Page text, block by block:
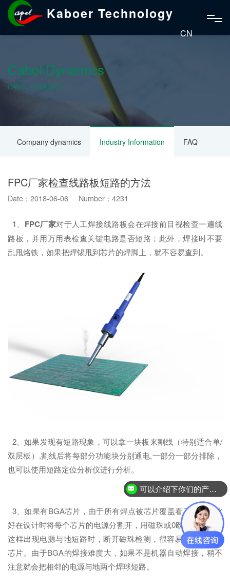
Kaboer Technology
CN
Cabol Dynamics
CABOL DYNAMICS
Company dynamics Industry Information FAQ
FPC厂家检查线路板短路的方法
Date：2018-06-06 Number：4231
1、 FPC厂家对于人工焊接线路板会在焊接前目视检查一遍线
路板，并用万用表检查关键电路是否短路；此外，焊接时不要
乱甩烙铁，如果把焊锡甩到芯片的焊脚上，就不容易查到。
2、如果发现有短路现象，可以拿一块板来割线（特别适合单/
双层板）,割线后将每部分功能块分别通电,一部分一部分排除，
也可以使用短路定位分析仪进行分析。
3、如果有BGA芯片，由于所有焊点被芯片覆盖看不见，因此
好在设计时将每个芯片的电源分割开，用磁珠或0欧电阻连接，
这样出现电源与地短路时，断开磁珠检测，很容易定位到某一
芯片。由于BGA的焊接难度大，如果不是机器自动焊接，稍不
注意就会把相邻的电源与地两个焊球短路。
可以介绍下你们的产品么？